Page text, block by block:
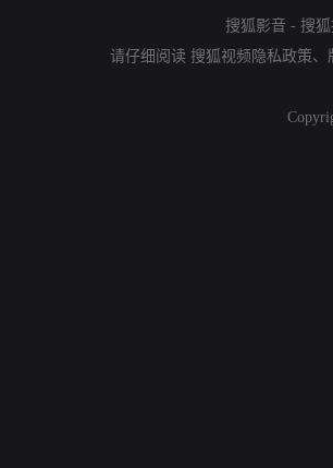
搜狐影音 - 搜
请仔细阅读 搜狐视频隐私政策、